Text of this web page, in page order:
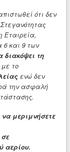
ότι δεν
Εταιρεία,
και 9 των
διακόψει τη
το
ενώ δεν
την ασφαλή
μεριμνήσετε
σε
αερίου.